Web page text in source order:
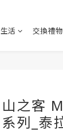
生活 交換禮
山之客
系列_泰